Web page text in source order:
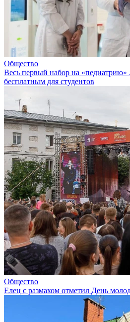
Общество
Весь первый набор на
бесплатным для студентов
Общество
Елец с размахом отметил День